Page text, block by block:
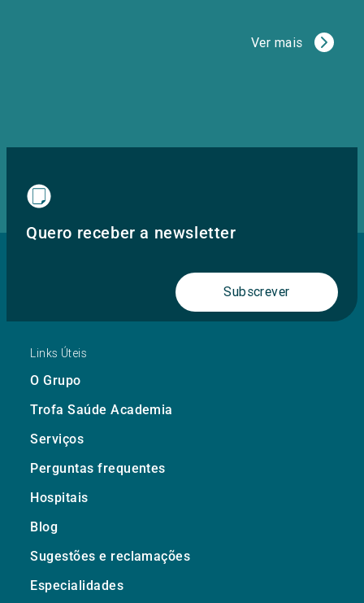
Ver mais
Quero receber a newsletter
Subscrever
Links Úteis
O Grupo
Trofa Saúde Academia
Serviços
Perguntas frequentes
Hospitais
Blog
Sugestões e reclamações
Especialidades